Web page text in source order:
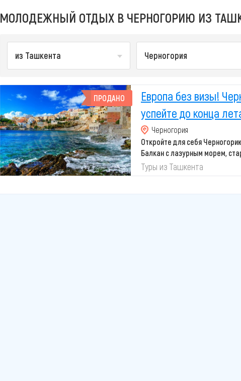
МОЛОДЕЖНЫЙ ОТДЫХ В ЧЕРНОГОРИЮ ИЗ
из Ташкента Черногория
ПРОДАНО
Европа без визы!
успейте до конца
Черногория
Откройте для себя
Балкан с лазурным морем,
живописными
...
Туры из Ташкента